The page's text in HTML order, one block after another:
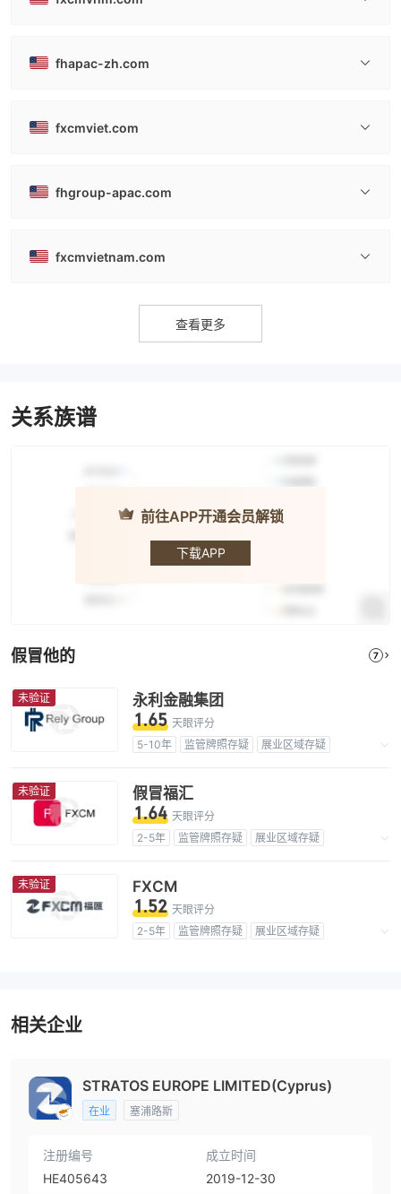
fhapac-zh.com
fxcmviet.com
fhgroup-apac.com
fxcmvietnam.com
查看更多
关系族谱
前往APP开通会员解锁
下载APP
假冒他的 7
未验证 永利金融集团
1.65 天眼评分
5-10年
监管牌照存疑
展业区域存疑
未验证
假冒福汇
1.64 天眼评分
2-5年
监管牌照存疑
展业区域存疑
未验证
FXCM
1.52 天眼评分
2-5年
监管牌照存疑
展业区域存疑
相关企业
STRATOS EUROPE LIMITED(Cyprus)
在业 塞浦路斯
注册编号
HE405643
成立时间
2019-12-30